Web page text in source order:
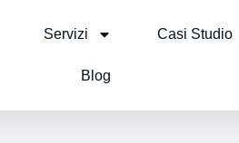
Servizi Casi Studio
Blog